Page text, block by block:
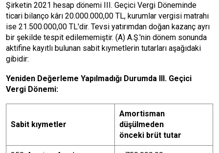
Şirketin 2021 hesap dönemi III. Geçici Vergi Döneminde
ticari bilanço kârı 20.000.000,00 TL, kurumlar vergisi matrahı
ise 21.500.000,00 TL'dir. Tevsi yatırımdan doğan kazanç ayrı
bir şekilde tespit edilememiştir. (A) A.Ş.'nin dönem sonunda
aktifine kayıtlı bulunan sabit kıymetlerin tutarları aşağıdaki
gibidir:
Yeniden Değerleme Yapılmadığı Durumda III. Geçici
Vergi Dönemi:
Sabit kıymetler
Amortisman
düşülmeden
önceki brüt tutar